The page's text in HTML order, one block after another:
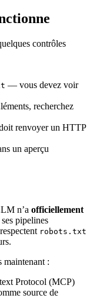
contrôles
— vous devez voir
recherchez
renvoyer un HTTP
un aperçu
n’a officiellement
pipelines
robots.txt
maintenant :
Protocol (MCP)
source de